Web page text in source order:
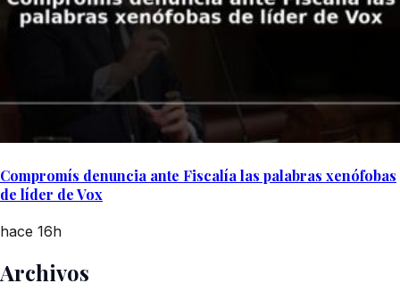
Compromís denuncia ante Fiscalía las palabras xenófobas
de líder de Vox
hace 16h
Archivos